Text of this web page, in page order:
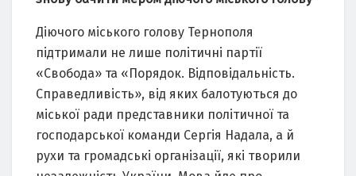
Діючого міського голову Тернополя
підтримали не лише політичні партії
«Свобода» та «Порядок. Відповідальність.
Справедливість», від яких балотуються до
міської ради представники політичної та
господарської команди Сергія Надала, а й
рухи та громадські організації, які творили